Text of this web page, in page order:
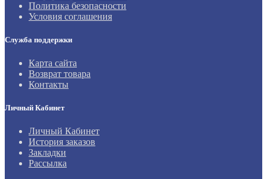
Политика безопасности
Условия соглашения
Служба поддержки
Карта сайта
Возврат товара
Контакты
Личный Кабинет
Личный Кабинет
История заказов
Закладки
Рассылка